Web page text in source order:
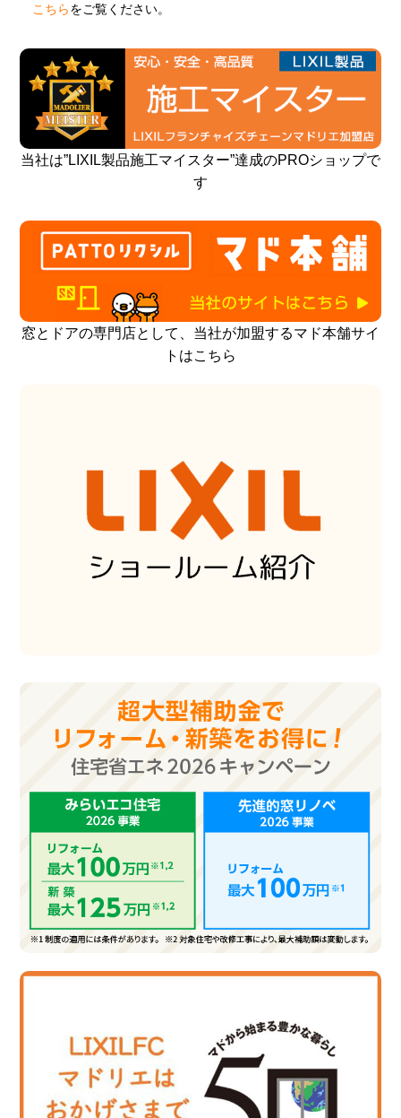
こちら をご覧ください。
当社は”LIXIL製品施工マイスター”達成のPROショップで
す
窓とドアの専門店として、当社が加盟するマド本舗サイ
トはこちら